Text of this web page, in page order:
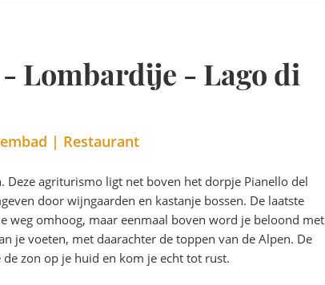
Lombardije - Lago di
| Restaurant
agriturismo ligt net boven het dorpje Pianello del
door wijngaarden en kastanje bossen. De laatste
weg omhoog, maar eenmaal boven word je beloond met
je voeten, met daarachter de toppen van de Alpen. De
zon op je huid en kom je echt tot rust.